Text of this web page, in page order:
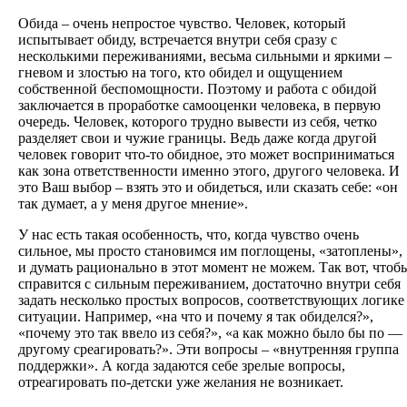
Обида – очень непростое чувство. Человек, который
испытывает обиду, встречается внутри себя сразу с
несколькими переживаниями, весьма сильными и яркими –
гневом и злостью на того, кто обидел и ощущением
собственной беспомощности. Поэтому и работа с обидой
заключается в проработке самооценки человека, в первую
очередь. Человек, которого трудно вывести из себя, четко
разделяет свои и чужие границы. Ведь даже когда другой
человек говорит что-то обидное, это может восприниматься
как зона ответственности именно этого, другого человека. И
это Ваш выбор – взять это и обидеться, или сказать себе: «он
так думает, а у меня другое мнение».
У нас есть такая особенность, что, когда чувство очень
сильное, мы просто становимся им поглощены, «затоплены»,
и думать рационально в этот момент не можем. Так вот,
справится с сильным переживанием, достаточно внутри себя
задать несколько простых вопросов, соответствующих логике
ситуации. Например, «на что и почему я так обиделся?»,
«почему это так ввело из себя?», «а как можно было бы по —
другому среагировать?». Эти вопросы – «внутренняя группа
поддержки». А когда задаются себе зрелые вопросы,
отреагировать по-детски уже желания не возникает.